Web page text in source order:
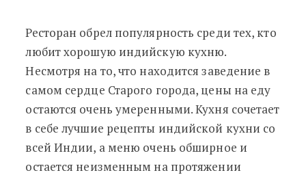
Ресторан обрел популярность среди тех, кто
любит хорошую индийскую кухню.
Несмотря на то, что находится заведение в
самом сердце Старого города, цены на еду
остаются очень умеренными. Кухня сочетает
в себе лучшие рецепты индийской кухни со
всей Индии, а меню очень обширное и
остается неизменным на протяжении